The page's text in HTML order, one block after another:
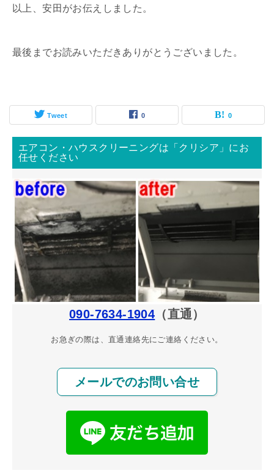
以上、安田がお伝えしました。
最後までお読みいただきありがとうございました。
Tweet 0 0
エアコン・ハウスクリーニングは「クリシア」にお
任せください
090-7634-1904 （直通）
お急ぎの際は、直通連絡先にご連絡ください。
メールでのお問い合せ